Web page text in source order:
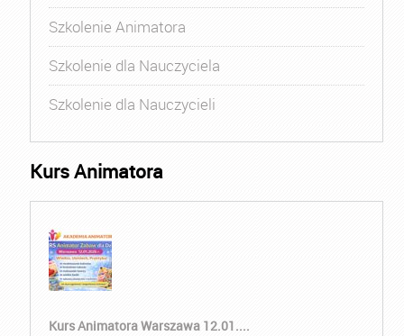
Szkolenie Animatora
Szkolenie dla Nauczyciela
Szkolenie dla Nauczycieli
Kurs Animatora
Kurs Animatora Warszawa 12.01....